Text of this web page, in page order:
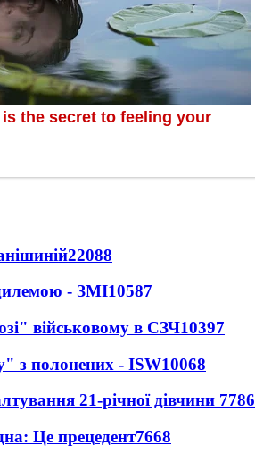
22088
- ЗМІ10587
військовому в СЗЧ10397
з полонених - ISW10068
21-річної дівчини 7786
Це прецедент7668